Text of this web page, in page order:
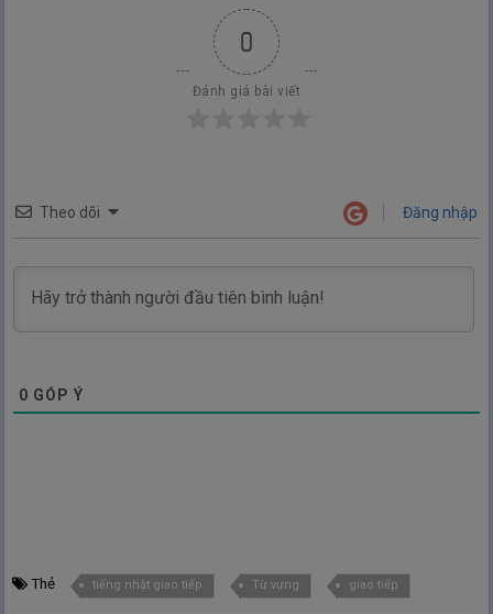
0
Đánh giá bài viết
Theo dõi Đăng nhập
0 GÓP Ý
Thẻ tiếng nhật giao tiếp Từ vựng giao tiếp